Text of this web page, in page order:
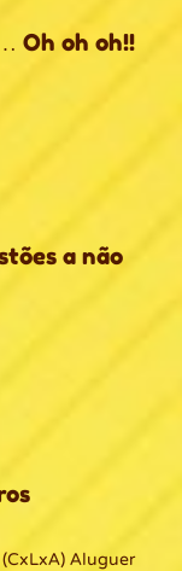
Oh oh oh!!
a não
Aluguer